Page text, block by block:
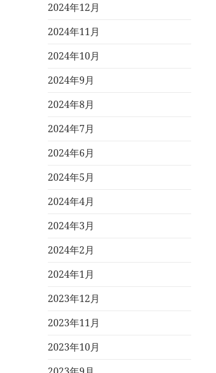
2024年12月
2024年11月
2024年10月
2024年9月
2024年8月
2024年7月
2024年6月
2024年5月
2024年4月
2024年3月
2024年2月
2024年1月
2023年12月
2023年11月
2023年10月